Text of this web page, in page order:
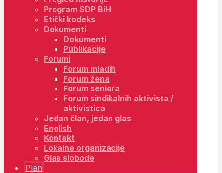
Program SDP BiH
Etički kodeks
Dokumenti
Dokumenti
Publikacije
Forumi
Forum mladih
Forum žena
Forum seniora
Forum sindikalnih aktivista /
aktivistica
Jedan član, jedan glas
English
Kontakt
Lokalne organizacije
Glas slobode
Plan